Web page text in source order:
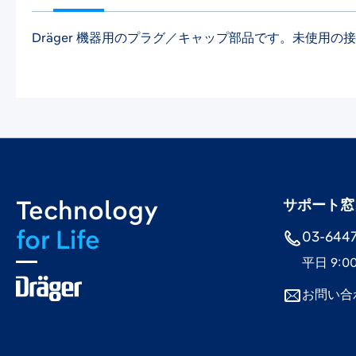
Dräger 機器用のプラグ／キャップ部品です。未使用の
Technology
for Life
サポート
03-
平日
お問い